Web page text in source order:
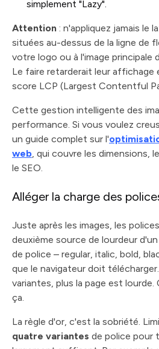
simplement "Lazy".
Attention : n'appliquez jamais le
situées au-dessus de la ligne de
votre logo ou à l'image principale
Le faire retarderait leur
score LCP (Largest Contentful
Cette gestion intelligente des
performance. Si vous voulez
un guide complet sur l'
web, qui couvre les dimensions,
le SEO.
Alléger la charge des
Juste après les images, les
deuxième source de lourdeur
de police – regular, italic, bold,
que le navigateur doit
variantes, plus la page est lourde.
ça.
La règle d'or, c'est la sobriété.
quatre variantes de police pour